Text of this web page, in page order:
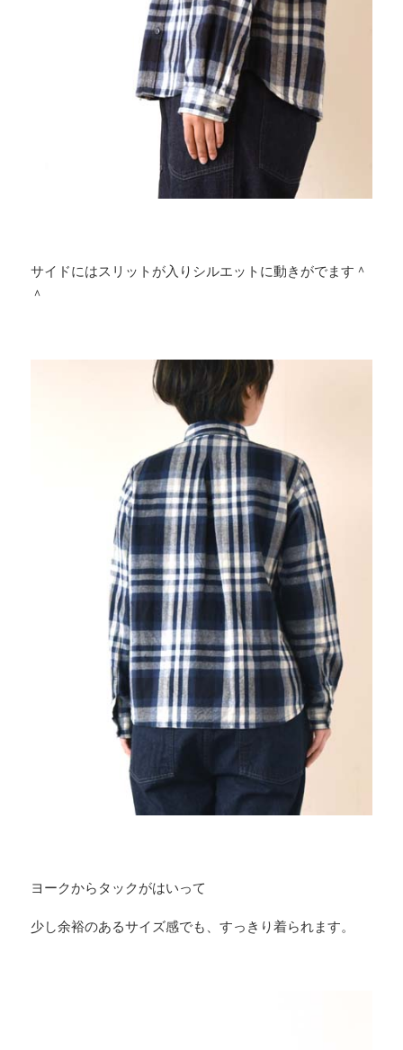
サイドにはスリットが入りシルエットに動きがでます＾
＾
ヨークからタックがはいって
少し余裕のあるサイズ感でも、すっきり着られます。